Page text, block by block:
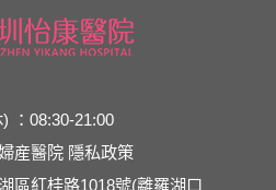
：08:30-21:00
産醫院 隱私政策
區紅桂路1018號(離羅湖口